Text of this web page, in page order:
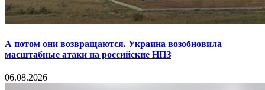
А потом они возвращаются. Украина возобновила
масштабные атаки на российские НПЗ
06.08.2026